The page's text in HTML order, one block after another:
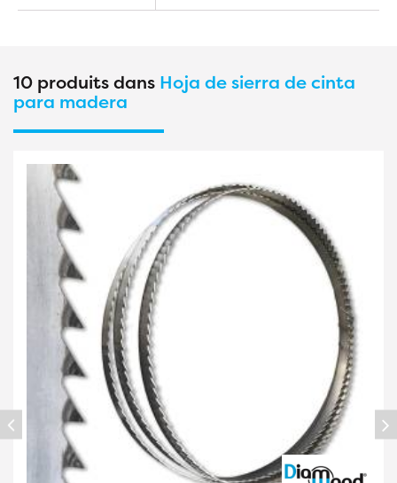
10 produits dans Hoja de sierra de cinta
para madera